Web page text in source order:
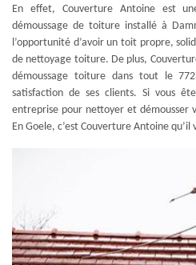
En effet, Couverture Antoine est
démoussage de toiture installé à
l’opportunité d’avoir un toit propre,
de nettoyage toiture. De plus,
démoussage toiture dans tout le
satisfaction de ses clients. Si vous
entreprise pour nettoyer et
En Goele, c’est Couverture Antoine qu’il